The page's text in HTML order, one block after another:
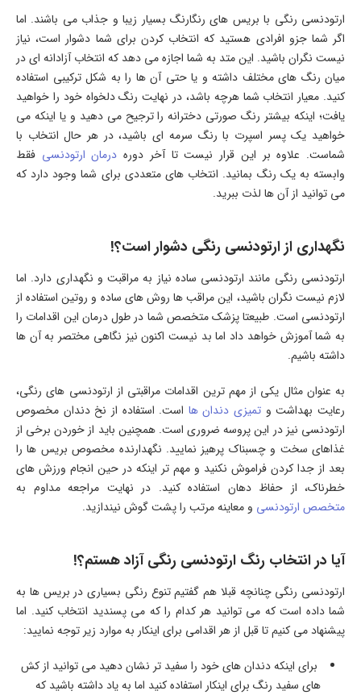
ارتودنسی رنگی با بریس های رنگارنگ بسیار زیبا و جذاب می باشند. اما
اگر شما جزو افرادی هستید که انتخاب کردن برای شما دشوار است، نیاز
نیست نگران باشید. این متد به شما اجازه می دهد که انتخاب آزادانه ای در
میان رنگ های مختلف داشته و یا حتی آن ها را به شکل ترکیبی استفاده
کنید. معیار انتخاب شما هرچه باشد، در نهایت رنگ دلخواه خود را خواهید
یافت؛ اینکه بیشتر رنگ صورتی دخترانه را ترجیح می دهید و یا اینکه می
خواهید یک پسر اسپرت با رنگ سرمه ای باشید، در هر حال انتخاب با
شماست. علاوه بر این قرار نیست تا آخر دوره درمان ارتودنسی فقط
وابسته به یک رنگ بمانید. انتخاب های متعددی برای شما وجود دارد که
می توانید از آن ها لذت ببرید.
نگهداری از ارتودنسی رنگی دشوار است؟!
ارتودنسی رنگی مانند ارتودنسی ساده نیاز به مراقبت و نگهداری دارد. اما
لازم نیست نگران باشید، این مراقب ها روش های ساده و روتین استفاده از
ارتودنسی است. طبیعتا پزشک متخصص شما در طول درمان این اقدامات را
به شما آموزش خواهد داد اما بد نیست اکنون نیز نگاهی مختصر به آن ها
داشته باشیم.
به عنوان مثال یکی از مهم ترین اقدامات مراقبتی از ارتودنسی های رنگی،
رعایت بهداشت و تمیزی دندان ها است. استفاده از نخ دندان مخصوص
ارتودنسی نیز در این پروسه ضروری است. همچنین باید از خوردن برخی از
غذاهای سخت و چسبناک پرهیز نمایید. نگهدارنده مخصوص بریس ها را
بعد از جدا کردن فراموش نکنید و مهم تر اینکه در حین انجام ورزش های
خطرناک، از حفاظ دهان استفاده کنید. در نهایت مراجعه مداوم به
متخصص ارتودنسی و معاینه مرتب را پشت گوش نیندازید.
آیا در انتخاب رنگ ارتودنسی رنگی آزاد هستم؟!
ارتودنسی رنگی چنانچه قبلا هم گفتیم تنوع رنگی بسیاری در بریس ها به
شما داده است که می توانید هر کدام را که می پسندید انتخاب کنید. اما
پیشنهاد می کنیم تا قبل از هر اقدامی برای اینکار به موارد زیر توجه نمایید:
برای اینکه دندان های خود را سفید تر نشان دهید می توانید از کش
های سفید رنگ برای اینکار استفاده کنید اما به یاد داشته باشید که